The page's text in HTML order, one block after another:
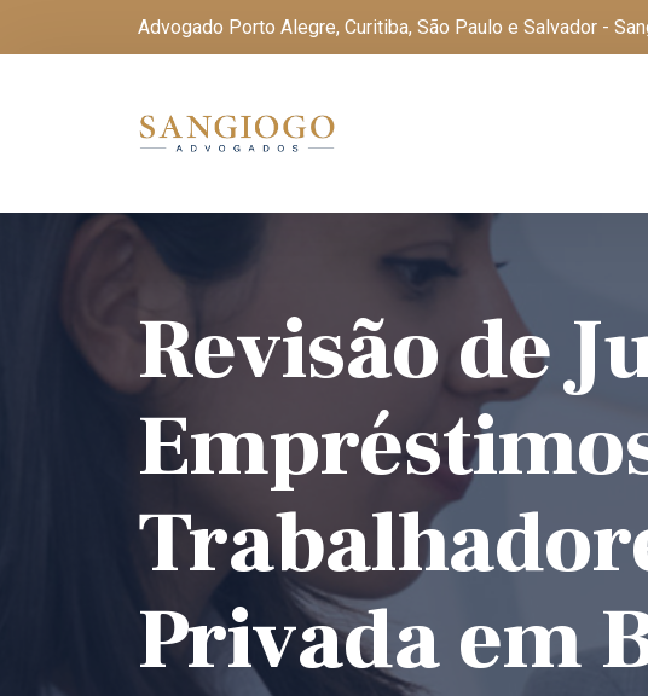
Advogado Porto Alegre, Curitiba, São Paulo e Salvador -
Revisão de
Privada em